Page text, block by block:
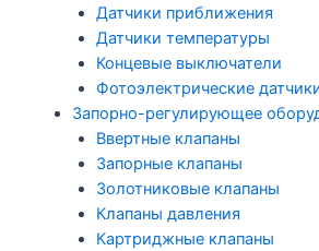
Датчики приближения
Датчики температуры
Концевые выключатели
Фотоэлектрические
Запорно-регулирующее
Ввертные клапаны
Запорные клапаны
Золотниковые клапаны
Клапаны давления
Картриджные клапаны